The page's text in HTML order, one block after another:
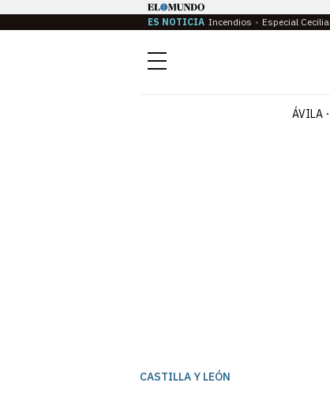
ES NOTICIA Incendios Especial Cecilia
Menú
ÁVILA
CASTILLA Y LEÓN